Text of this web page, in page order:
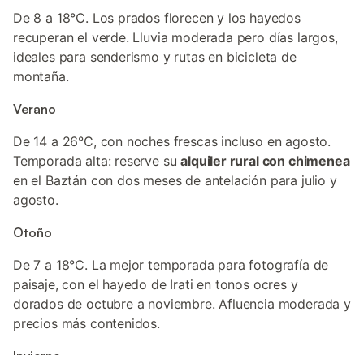
De 8 a 18°C. Los prados florecen y los hayedos
recuperan el verde. Lluvia moderada pero días largos,
ideales para senderismo y rutas en bicicleta de
montaña.
Verano
De 14 a 26°C, con noches frescas incluso en agosto.
Temporada alta: reserve sualquiler rural con chimenea
en el Baztán con dos meses de antelación para julio y
agosto.
Otoño
De 7 a 18°C. La mejor temporada para fotografía de
paisaje, con el hayedo de Irati en tonos ocres y
dorados de octubre a noviembre. Afluencia moderada y
precios más contenidos.